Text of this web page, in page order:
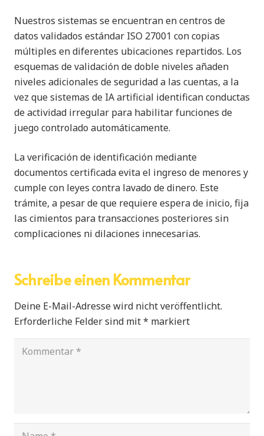
Nuestros sistemas se encuentran en centros de
datos validados estándar ISO 27001 con copias
múltiples en diferentes ubicaciones repartidos. Los
esquemas de validación de doble niveles añaden
niveles adicionales de seguridad a las cuentas, a la
vez que sistemas de IA artificial identifican conductas
de actividad irregular para habilitar funciones de
juego controlado automáticamente.
La verificación de identificación mediante
documentos certificada evita el ingreso de menores y
cumple con leyes contra lavado de dinero. Este
trámite, a pesar de que requiere espera de inicio, fija
las cimientos para transacciones posteriores sin
complicaciones ni dilaciones innecesarias.
Schreibe einen Kommentar
Deine E-Mail-Adresse wird nicht veröffentlicht.
Erforderliche Felder sind mit* markiert